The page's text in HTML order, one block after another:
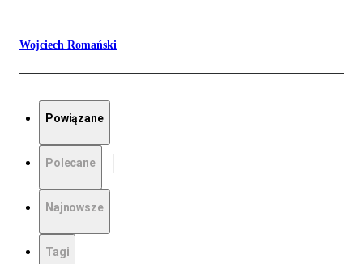
Wojciech Romański
Powiązane
Polecane
Najnowsze
Tagi